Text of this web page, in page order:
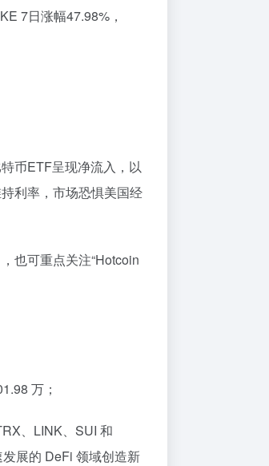
7日涨幅47.98%，
币ETF呈现净流入，以
利率，市场恐惧美国经
也可重点关注“Hotcoin
万；
、LINK、SUI 和
展的 DeFi 领域创造新